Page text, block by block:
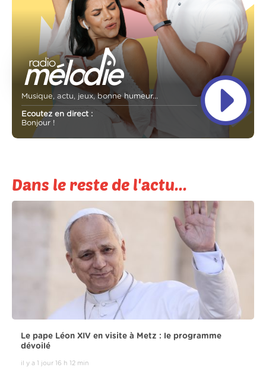
Musique, actu, jeux, bonne humeur...
Ecoutez en direct :
Bonjour !
Dans le reste de l'actu...
Le pape Léon XIV en visite à Metz : le programme
dévoilé
il y a 1 jour 16 h 12 min